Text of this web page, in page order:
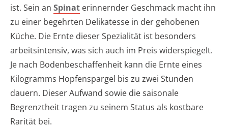
ist. Sein an Spinat erinnernder Geschmack macht ihn
zu einer begehrten Delikatesse in der gehobenen
Küche. Die Ernte dieser Spezialität ist besonders
arbeitsintensiv, was sich auch im Preis widerspiegelt.
Je nach Bodenbeschaffenheit kann die Ernte eines
Kilogramms Hopfenspargel bis zu zwei Stunden
dauern. Dieser Aufwand sowie die saisonale
Begrenztheit tragen zu seinem Status als kostbare
Rarität bei.